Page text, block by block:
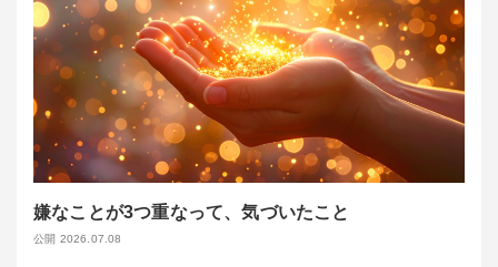
嫌なことが3つ重なって、気づいたこと
公開 2026.07.08